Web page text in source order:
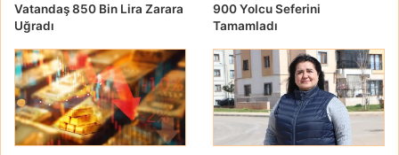
Vatandaş 850 Bin Lira Zarara
Uğradı
900 Yolcu Seferini
Tamamladı